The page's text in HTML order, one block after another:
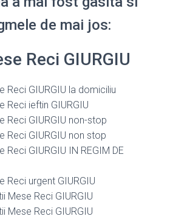
de mai jos:
Reci GIURGIU
Reci GIURGIU la domiciliu
Reci ieftin GIURGIU
Reci GIURGIU non-stop
Reci GIURGIU non stop
Reci GIURGIU IN REGIM DE
Reci urgent GIURGIU
Mese Reci GIURGIU
Mese Reci GIURGIU